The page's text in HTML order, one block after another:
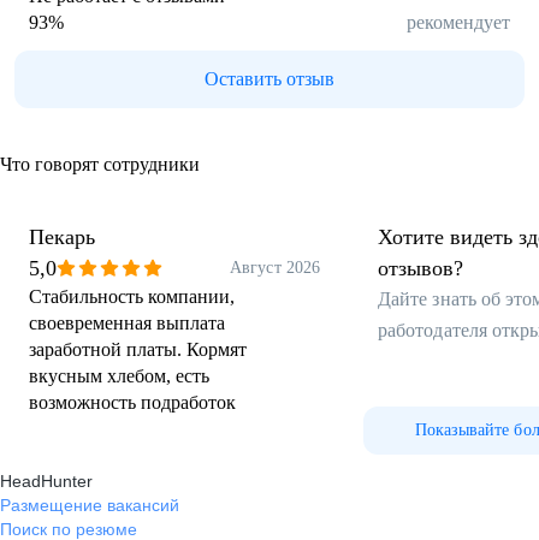
93% рекомендует
Оставить отзыв
Что говорят сотрудники
Пекарь
5,0
Август 2026
Стабильность компании,
своевременная выплата
заработной платы. Кормят
вкусным хлебом, есть
возможность подработок
Хотите видеть
отзывов?
Дайте знать об
работодателя
Показывайте
HeadHunter
Размещение вакансий
Поиск по резюме